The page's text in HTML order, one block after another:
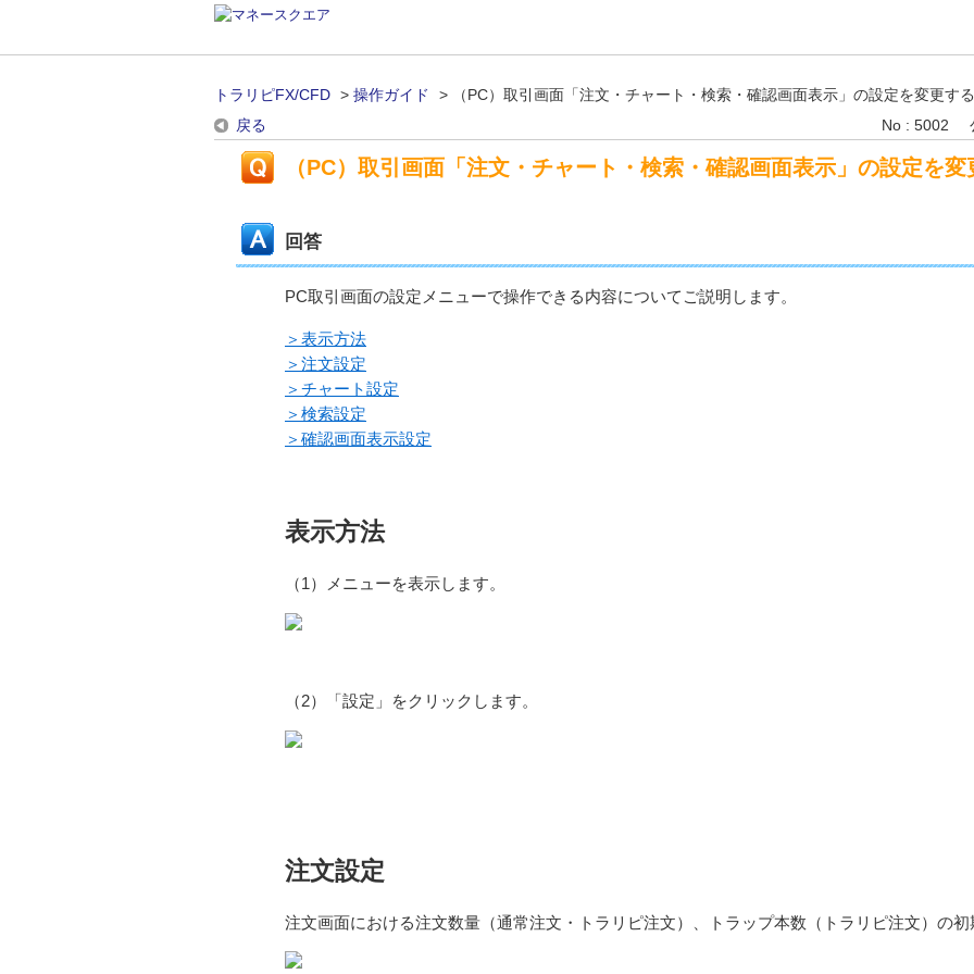
トラリピFX/CFD > 操作ガイド >
（PC）取引画面「注文・チャート・検索・確認画面表示」の設定を変更する
戻る
No : 5002
（PC）取引画面「注文・チャート・検索・確認画面表示」の設定を変
回答
PC取引画面の設定メニューで操作できる内容についてご説明します。
＞表示方法
＞注文設定
＞チャート設定
＞検索設定
＞確認画面表示設定
表示方法
（1）メニューを表示します。
（2）「設定」をクリックします。
注文設定
注文画面における注文数量（通常注文・トラリピ注文）、トラップ本数（トラリピ注文）の初